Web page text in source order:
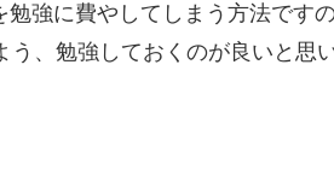
強に費やしてしまう方法です
、勉強しておくのが良いと思い